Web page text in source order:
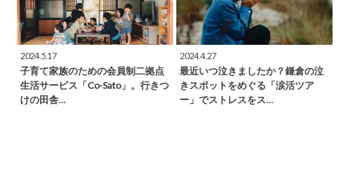
2024.5.17
子育て家族のための会員制二拠点
生活サービス「Co-Sato」。行きつ
けの田舎…
2024.4.27
最近いつ泣きましたか？鎌倉の泣
きスポットをめぐる「涙活ツア
ー」でストレスをス…